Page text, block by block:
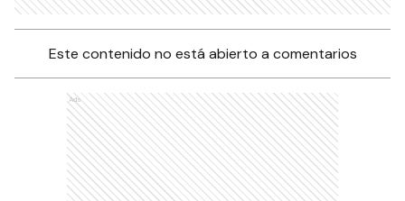
Este contenido no está abierto a comentarios
Ads